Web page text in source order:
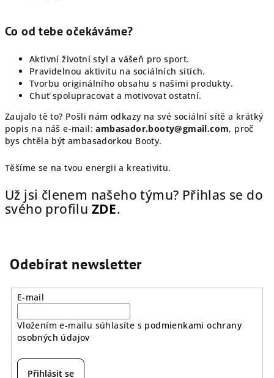
Co od tebe očekáváme?
Aktivní životní styl a vášeň pro sport.
Pravidelnou aktivitu na sociálních sítích.
Tvorbu originálního obsahu s našimi produkty.
Chuť spolupracovat a motivovat ostatní.
Zaujalo tě to? Pošli nám odkazy na své sociální sítě a krátký
popis na náš e-mail:ambasador.booty@gmail.com, proč
bys chtěla být ambasadorkou Booty.
Těšíme se na tvou energii a kreativitu.
Už jsi členem našeho týmu? Přihlas se do
svého profilu ZDE.
Odebírat newsletter
E-mail
Vložením e-mailu súhlasíte s podmienkami ochrany
osobných údajov
Přihlásit se